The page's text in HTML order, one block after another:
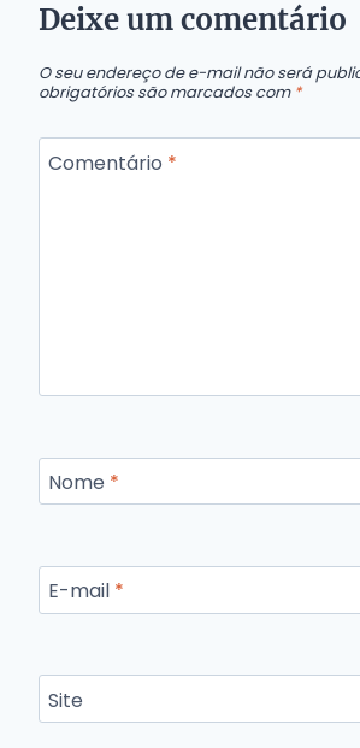
Deixe um comentário
O seu endereço de e-mail não será
obrigatórios são marcados com *
Comentário *
Nome *
E-mail *
Site